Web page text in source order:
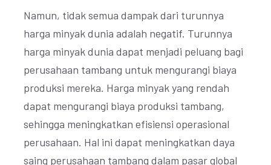
Namun, tidak semua dampak dari turunnya
harga minyak dunia adalah negatif. Turunnya
harga minyak dunia dapat menjadi peluang bagi
perusahaan tambang untuk mengurangi biaya
produksi mereka. Harga minyak yang rendah
dapat mengurangi biaya produksi tambang,
sehingga meningkatkan efisiensi operasional
perusahaan. Hal ini dapat meningkatkan daya
saing perusahaan tambang dalam pasar global